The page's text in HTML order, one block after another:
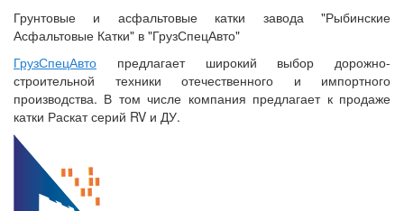
Грунтовые и асфальтовые катки завода "Рыбинские
Асфальтовые Катки" в "ГрузСпецАвто"
ГрузСпецАвто предлагает широкий выбор дорожно-
строительной техники отечественного и импортного
производства. В том числе компания предлагает к продаже
катки Раскат серий RV и ДУ.